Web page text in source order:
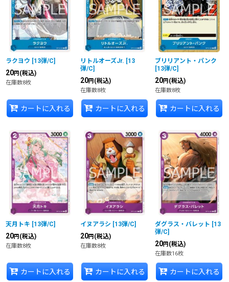
ラクヨウ [13弾/C]
20円 (税込)
在庫数8枚
カートに入れる
リトルオーズJr. [13
弾/C]
20円 (税込)
在庫数8枚
カートに入れる
ブリリアント・パンク
[13弾/C]
20円 (税込)
在庫数8枚
カートに入れる
天月トキ [13弾/C]
20円 (税込)
在庫数8枚
カートに入れる
イヌアラシ [13弾/C]
20円 (税込)
在庫数8枚
カートに入れる
ダグラス・バレット [13
弾/C]
20円 (税込)
在庫数16枚
カートに入れる